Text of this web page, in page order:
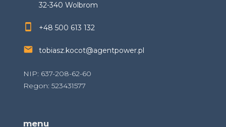
32-340 Wolbrom
+48 500 613 132
tobiasz.kocot@agentpower.pl
NIP: 637-208-62-60
Regon: 523431577
menu